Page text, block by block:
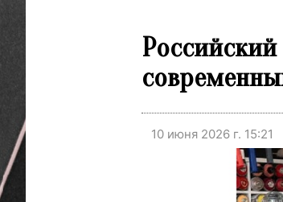
10 июня 2026 г. 15:21